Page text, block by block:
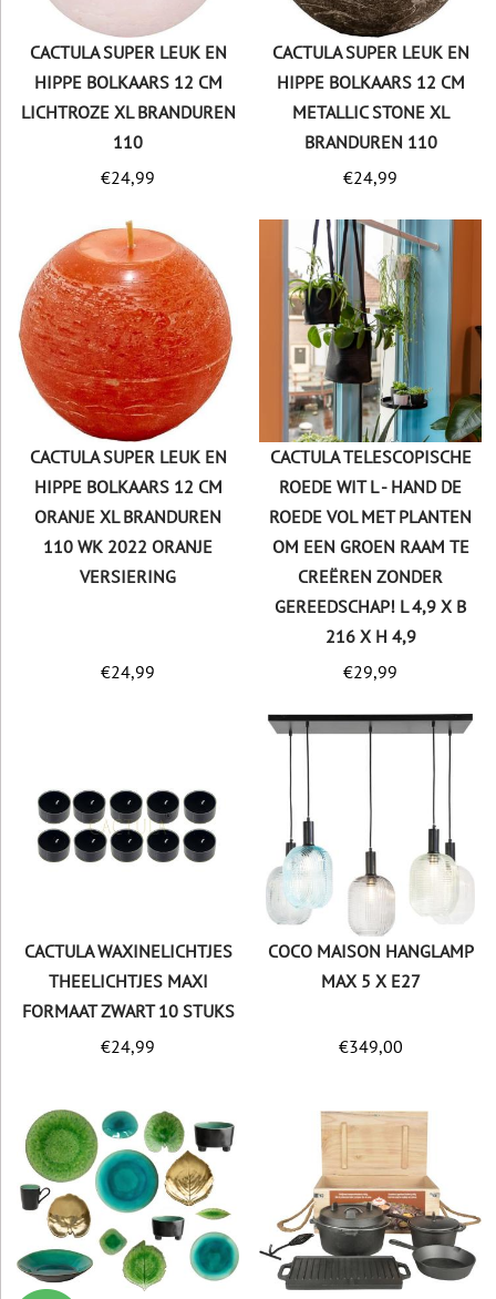
CACTULA SUPER LEUK EN
HIPPE BOLKAARS 12 CM
LICHTROZE XL BRANDUREN
110
€24,99
CACTULA SUPER LEUK EN
HIPPE BOLKAARS 12 CM
METALLIC STONE XL
BRANDUREN 110
€24,99
CACTULA SUPER LEUK EN
HIPPE BOLKAARS 12 CM
ORANJE XL BRANDUREN
110 WK 2022 ORANJE
VERSIERING
€24,99
CACTULA TELESCOPISCHE
ROEDE WIT L - HAND DE
ROEDE VOL MET PLANTEN
OM EEN GROEN RAAM TE
CREËREN ZONDER
GEREEDSCHAP! L 4,9 X B
216 X H 4,9
€29,99
CACTULA WAXINELICHTJES
THEELICHTJES MAXI
FORMAAT ZWART 10 STUKS
€24,99
COCO MAISON HANGLAMP
MAX 5 X E27
€349,00